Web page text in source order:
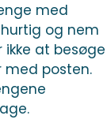
med
og nem
at besøge
med posten.